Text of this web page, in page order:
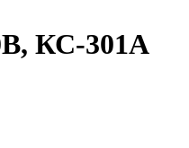
КС-301А